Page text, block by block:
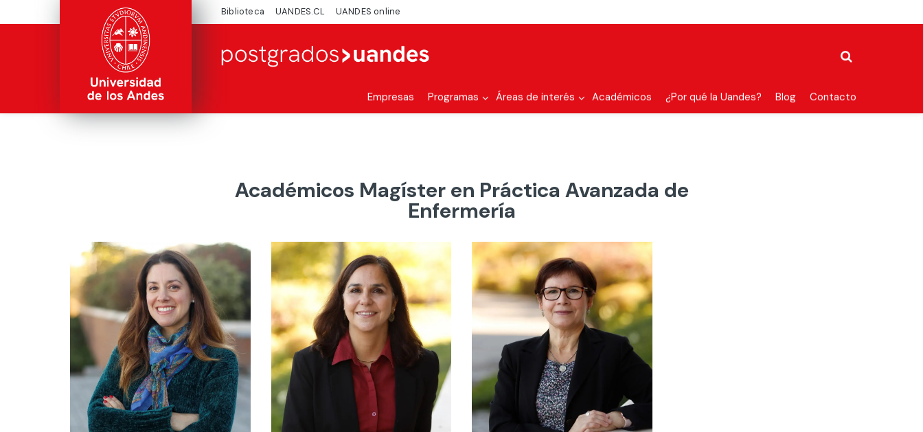
Biblioteca UANDES.CL UANDES online
Empresas Programas Áreas de interés Académicos ¿Por qué la Uandes? Blog Contacto
Académicos Magíster en Práctica Avanzada de
Enfermería